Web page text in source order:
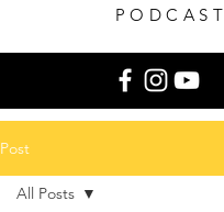
PODCAST
Post
All Posts